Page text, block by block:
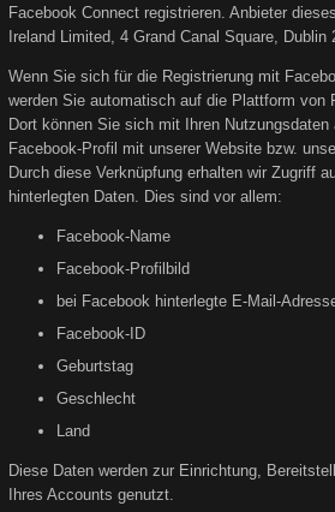
Facebook Connect registrieren. Anbieter
Ireland Limited, 4 Grand Canal Square, Dublin
Wenn Sie sich für die Registrierung mit
werden Sie automatisch auf die Plattform von
Dort können Sie sich mit Ihren
Facebook-Profil mit unserer Website bzw.
Durch diese Verknüpfung erhalten wir Zugriff
hinterlegten Daten. Dies sind vor allem:
Facebook-Name
Facebook-Profilbild
bei Facebook hinterlegte E-Mail-
Facebook-ID
Geburtstag
Geschlecht
Land
Diese Daten werden zur Einrichtung,
Ihres Accounts genutzt.